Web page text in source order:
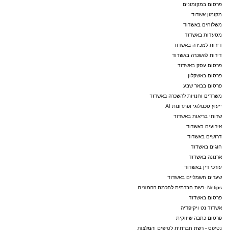
פרסום במקומונים
מקומון אשדוד
משלוחים באשדוד
מסעדות באשדוד
דירות למכירה באשדוד
דירות להשכרה באשדוד
פרסום עסק באשדוד
פרסום באשקלון
פרסום בבאר שבע
משרדים וחנויות להשכרה באשדוד
ייעוץ טכנולוגי ופתרונות AI
שרותי בריאות באשדוד
אירועים באשדוד
דרושים באשדוד
חוגים באשדוד
ארנונה באשדוד
עורכי דין באשדוד
שערים חשמליים באשדוד
Netips -רשת חברתית לחכמת ההמונים
פרסום באשדוד
אשדוד נט ויקיפדיה
פרסום כתבה שיווקית
נטיפס - רשת חברתית לטיפים והמלצות